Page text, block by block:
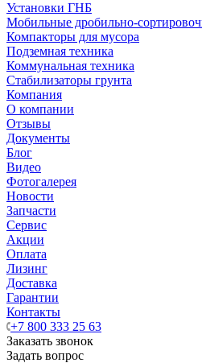
Установки ГНБ
Мобильные дробильно-
Компакторы для мусора
Подземная техника
Коммунальная техника
Стабилизаторы грунта
Компания
О компании
Отзывы
Документы
Блог
Видео
Фотогалерея
Новости
Запчасти
Сервис
Акции
Оплата
Лизинг
Доставка
Гарантии
Контакты
+7 800 333 25 63
Заказать звонок
Задать вопрос